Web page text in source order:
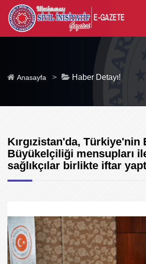
Anasayfa > Haber Detayı!
Kırgızistan'da, Türkiye'nin
Büyükelçiliği mensupları
sağlıkçılar birlikte iftar